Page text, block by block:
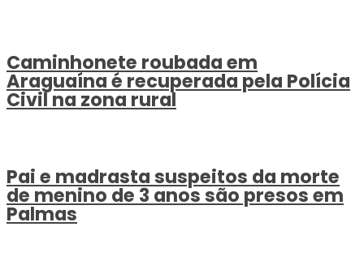
Caminhonete roubada em
Araguaína é recuperada pela Polícia
Civil na zona rural
Pai e madrasta suspeitos da morte
de menino de 3 anos são presos em
Palmas